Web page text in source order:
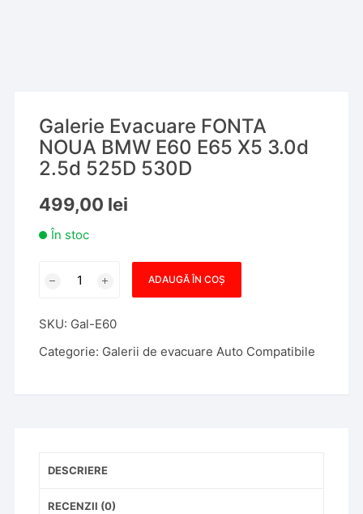
Galerie Evacuare FONTA
NOUA BMW E60 E65 X5 3.0d
2.5d 525D 530D
499,00 lei
În stoc
Galerie
FONTA
NOUA
2.5d
530D
ADAUGĂ ÎN COȘ
SKU: Gal-E60
Categorie: Galerii de evacuare Auto Compatibile
DESCRIERE
RECENZII (0)